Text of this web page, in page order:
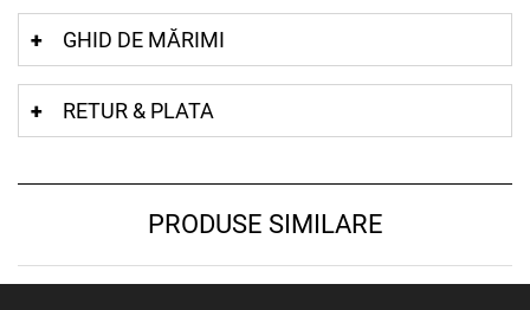
GHID DE MĂRIMI
RETUR & PLATA
PRODUSE SIMILARE